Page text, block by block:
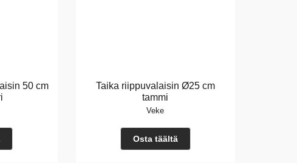
50 cm
Taika riippuvalaisin Ø25 cm
tammi
Veke
Osta täältä